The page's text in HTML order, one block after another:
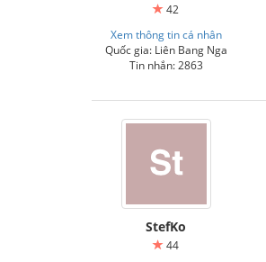
42
Xem thông tin cá nhân
Quốc gia: Liên Bang Nga
Tin nhắn: 2863
StefKo
44